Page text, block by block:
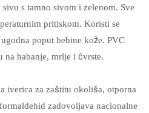
s tamno sivom i zelenom. Sve
pritiskom. Koristi se
poput bebine kože. PVC
na habanje, mrlje i čvrste.
iverica za zaštitu okoliša, otporna
zadovoljava nacionalne